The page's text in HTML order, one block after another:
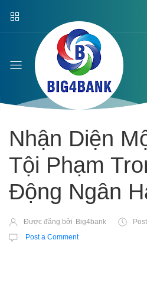
Nhận Diện
Tội Phạm
Động Ngân
Được đăng bởi Big4bank
Post a Comment